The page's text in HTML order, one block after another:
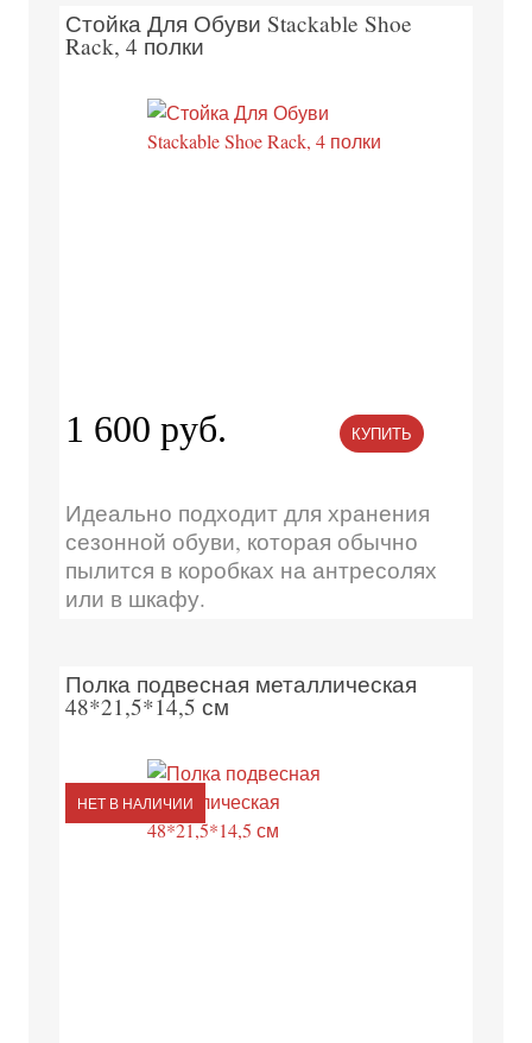
Стойка Для Обуви Stackable Shoe
Rack, 4 полки
1 600 руб. КУПИТЬ
Идеально подходит для хранения
сезонной обуви, которая обычно
пылится в коробках на антресолях
или в шкафу.
Полка подвесная металлическая
48*21,5*14,5 см
НЕТ В НАЛИЧИИ